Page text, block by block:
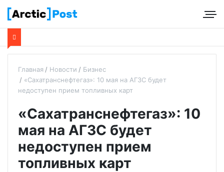
Главная Новости
Бизнес
«Сахатранснефтегаз»: 10 мая на АГЗС будет
недоступен прием топливных карт
«Сахатранснефтегаз»: 10
мая на АГЗС будет
недоступен прием
топливных карт